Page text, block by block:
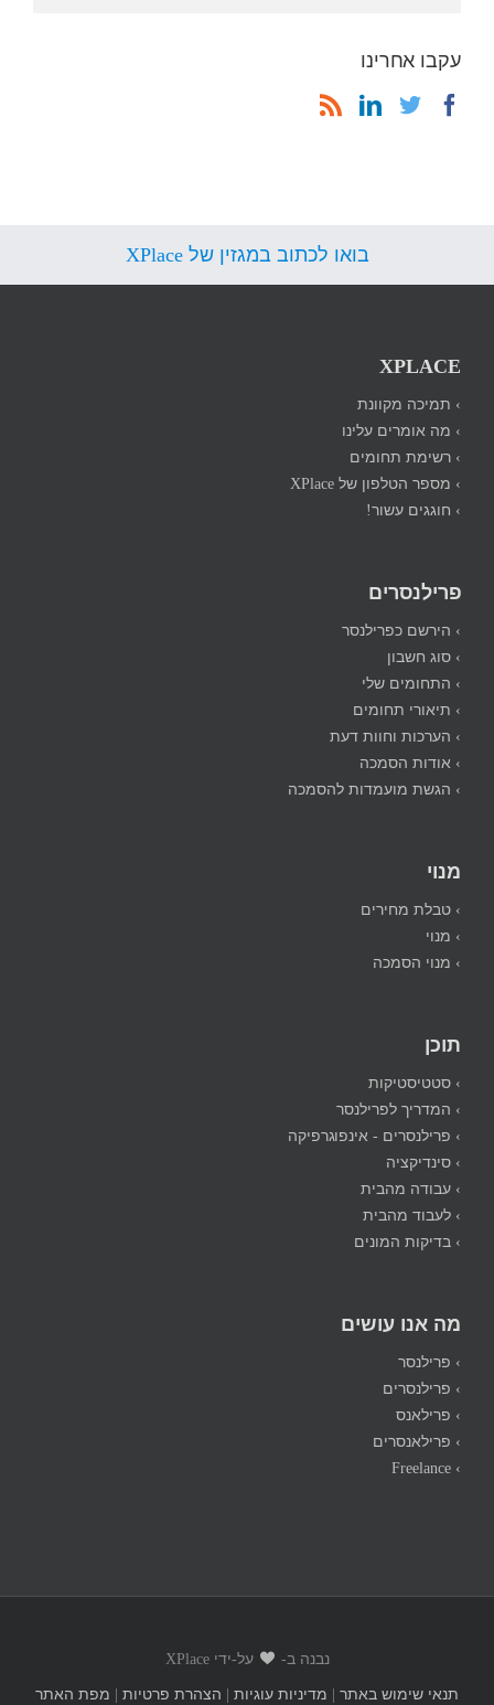
עקבו אחרינו
בואו לכתוב במגזין של XPlace
XPLACE
› תמיכה מקוונת
› מה אומרים עלינו
› רשימת תחומים
› מספר הטלפון של XPlace
› חוגגים עשור!
פרילנסרים
› הירשם כפרילנסר
› סוג חשבון
› התחומים שלי
› תיאורי תחומים
› הערכות וחוות דעת
› אודות הסמכה
› הגשת מועמדות להסמכה
מנוי
› טבלת מחירים
› מנוי
› מנוי הסמכה
תוכן
› סטטיסטיקות
› המדריך לפרילנסר
› פרילנסרים - אינפוגרפיקה
› סינדיקציה
› עבודה מהבית
› לעבוד מהבית
› בדיקות המונים
מה אנו עושים
› פרילנסר
› פרילנסרים
› פרילאנס
› פרילאנסרים
› Freelance
נבנה ב-
על-ידי XPlace
תנאי שימוש באתר | מדיניות עוגיות | הצהרת פרטיות | מפת האתר